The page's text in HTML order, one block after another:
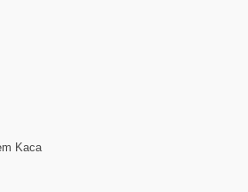
Kaca